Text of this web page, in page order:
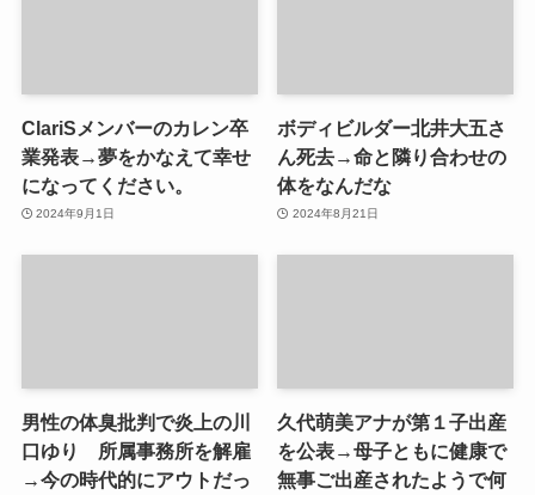
ClariSメンバーのカレン卒
業発表→夢をかなえて幸せ
になってください。
2024年9月1日
ボディビルダー北井大五さ
ん死去→命と隣り合わせの
体をなんだな
2024年8月21日
男性の体臭批判で炎上の川
口ゆり 所属事務所を解雇
→今の時代的にアウトだっ
久代萌美アナが第１子出産
を公表→母子ともに健康で
無事ご出産されたようで何